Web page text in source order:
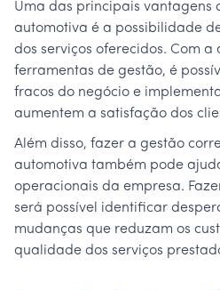
Uma das principais vantagens
automotiva é a possibilidade
dos serviços oferecidos. Com
ferramentas de gestão, é
fracos do negócio e
aumentem a satisfação dos
Além disso, fazer a gestão
automotiva também pode
operacionais da empresa.
será possível identificar
mudanças que reduzam os
qualidade dos serviços